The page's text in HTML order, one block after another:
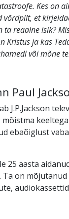
Kes on
võrdpilt, et
ta reaalne isik?
Kristus ja kas
või mõne
Paul
J.P.Jackson
ebaõiglust
25 aasta
Ta on